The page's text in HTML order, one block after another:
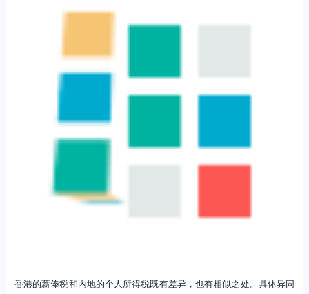
香港的薪俸税和内地的个人所得税既有差异，也有相似之处。具体异同